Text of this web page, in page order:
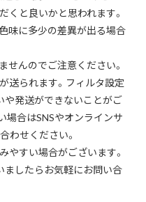
くと良いかと思われます。
味に多少の差異が出る場合
せんのでご注意ください。
送られます。フィルタ設定
や発送ができないことがご
場合はSNSやオンラインサ
わせください。
やすい場合がございます。
ましたらお気軽にお問い合